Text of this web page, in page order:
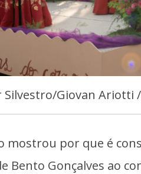
Silvestro/Giovan Ariotti
mostrou por que é
Bento Gonçalves ao